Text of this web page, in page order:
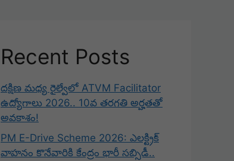
Recent Posts
దక్షిణ మధ్య రైల్వేలో ATVM Facilitator
ఉద్యోగాలు 2026.. 10వ తరగతి అర్హతతో
అవకాశం!
PM E-Drive Scheme 2026: ఎలక్ట్రిక్
వాహనం కొనేవారికి కేంద్రం భారీ సబ్సిడీ..